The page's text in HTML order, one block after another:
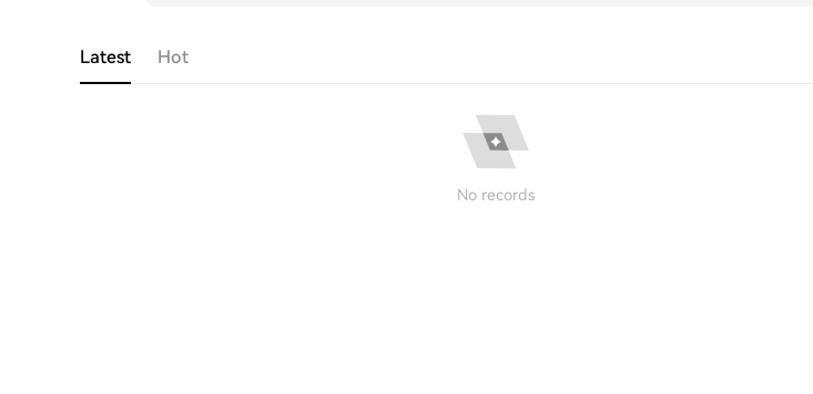
Latest Hot
No records